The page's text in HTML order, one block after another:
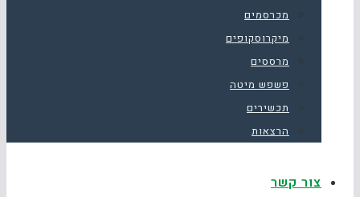
מכרסמים
מיקרוסקופים
מרססים
פשפש מיטה
תכשירים
הרצאות
צור קשר